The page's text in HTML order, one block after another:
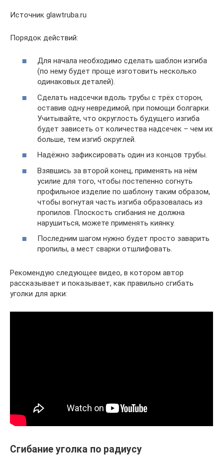
Источник glawtruba.ru
Порядок действий:
Для начала необходимо сделать шаблон изгиба
(по нему будет проще изготовить несколько
одинаковых деталей).
Сделать надсечки вдоль трубы с трёх сторон,
оставив одну невредимой, при помощи болгарки.
Учитывайте, что округлость будущего изгиба
будет зависеть от количества надсечек – чем их
больше, тем изгиб округлей.
Надёжно зафиксировать один из концов трубы.
Взявшись за второй конец, применять на нём
усилие для того, чтобы постепенно согнуть
профильное изделие по шаблону таким образом,
чтобы вогнутая часть изгиба образовалась из
пропилов. Плоскость сгибания не должна
нарушиться, можете применять киянку.
Последним шагом нужно будет просто заварить
пропилы, а мест сварки отшлифовать.
Рекомендую следующее видео, в котором автор
рассказывает и показывает, как правильно сгибать
уголки для арки:
Сгибание уголка по радиусу